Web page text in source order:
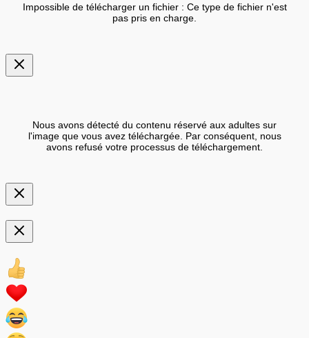
Impossible de télécharger un fichier : Ce type de fichier n'est
pas pris en charge.
Nous avons détecté du contenu réservé aux adultes sur
l'image que vous avez téléchargée. Par conséquent, nous
avons refusé votre processus de téléchargement.